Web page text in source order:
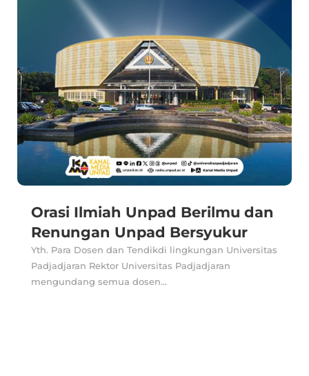
Orasi Ilmiah Unpad Berilmu dan
Renungan Unpad Bersyukur
Yth. Para Dosen dan Tendikdi lingkungan Universitas
Padjadjaran Rektor Universitas Padjadjaran
mengundang semua dosen...